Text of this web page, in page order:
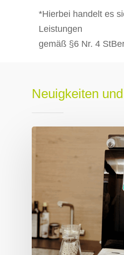
*Hierbei handelt es
Leistungen
gemäß §6 Nr. 4
Neuigkeiten